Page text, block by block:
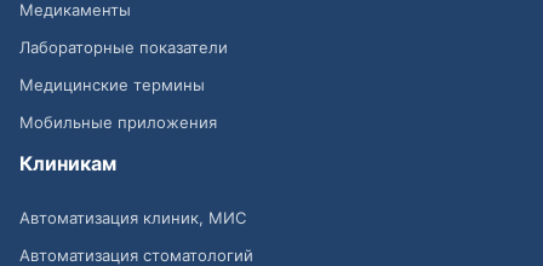
Медикаменты
Лабораторные показатели
Медицинские термины
Мобильные приложения
Клиникам
Автоматизация клиник, МИС
Автоматизация стоматологий